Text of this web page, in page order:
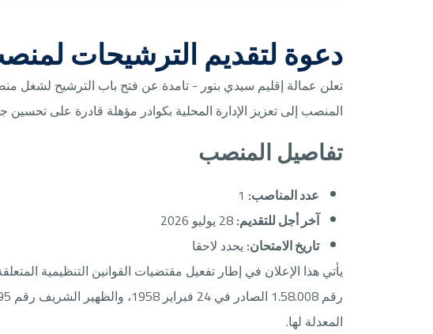
دعوة لتقديم الترشيحات
تعلن عمالة إقليم سيدي بنور - تامدة عن فتح باب الترشيح لشغل
المنصب إلى تعزيز الإدارة المحلية بكوادر مؤهلة قادرة على تحسين
تفاصيل المنصب
عدد المناصب:
آخر أجل للتقديم:
تاريخ الامتحان:يحدد لاحقا
يأتي هذا الإعلان في إطار تفعيل مقتضيات القوانين التنظيمية
المعدلة لها.